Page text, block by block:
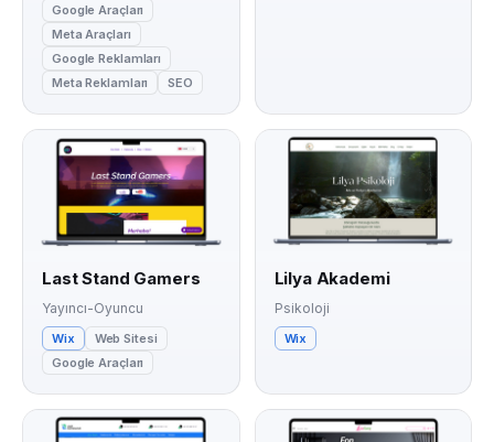
Google Araçları
Meta Araçları
Google Reklamları
Meta Reklamları
SEO
Last Stand Gamers
Yayıncı-Oyuncu
Wix
Web Sitesi
Google Araçları
Lilya Akademi
Psikoloji
Wix